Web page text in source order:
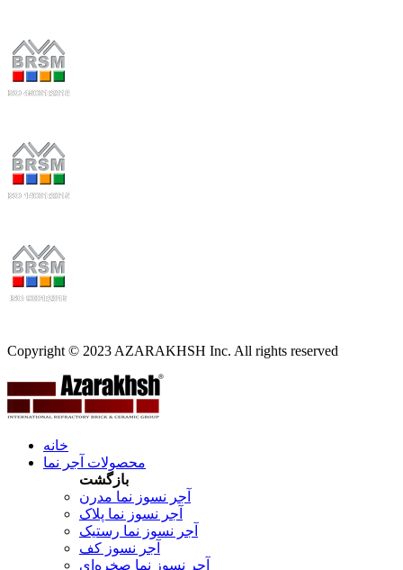
Copyright © 2023 AZARAKHSH Inc. All rights reserved
خانه
محصولات آجر نما
بازگشت
آجر نسوز نما مدرن
آجر نسوز نما پلاک
آجر نسوز نما رستیک
آجر نسوز کف
آجر نسوز نما صخره‌ای